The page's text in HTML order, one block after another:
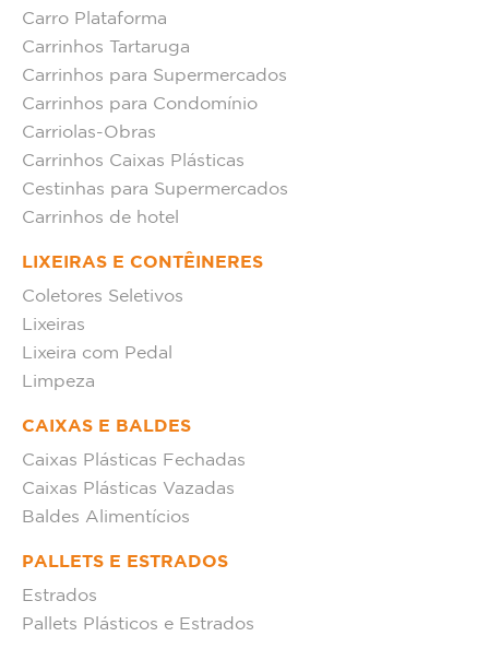
Carro Plataforma
Carrinhos Tartaruga
Carrinhos para Supermercados
Carrinhos para Condomínio
Carriolas-Obras
Carrinhos Caixas Plásticas
Cestinhas para Supermercados
Carrinhos de hotel
LIXEIRAS E CONTÊINERES
Coletores Seletivos
Lixeiras
Lixeira com Pedal
Limpeza
CAIXAS E BALDES
Caixas Plásticas Fechadas
Caixas Plásticas Vazadas
Baldes Alimentícios
PALLETS E ESTRADOS
Estrados
Pallets Plásticos e Estrados